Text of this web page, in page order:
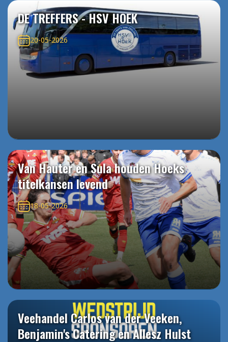
DE TREFFERS - HSV HOEK
20-05-2026
Van Hauter en Sula houden Hoeks
titelkansen levend
18-05-2026
Veehandel Carlos van der Veeken,
Benjamin's Catering en Allesz Hulst